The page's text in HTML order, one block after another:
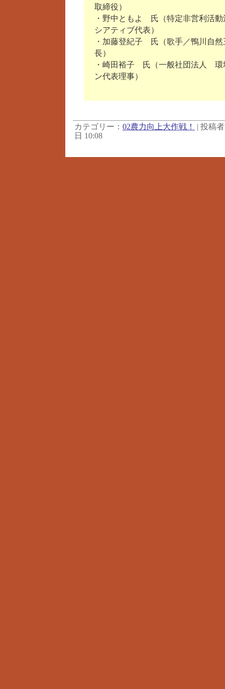
取締役）
・野中ともよ 氏（特定非営利活
シアティブ代表）
・加藤登紀子 氏（歌手／鴨川自
長）
・崎田裕子 氏（一般社団法人 環
ン代表理事）
カテゴリー： 02農力向上大作戦！
| 投稿
日 10:08